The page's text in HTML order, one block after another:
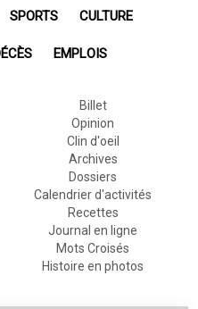
SPORTS CULTURE
EMPLOIS
Billet
Opinion
Clin d'oeil
Archives
Dossiers
Calendrier d'activités
Recettes
Journal en ligne
Mots Croisés
Histoire en photos